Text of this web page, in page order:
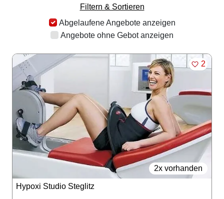
Filtern & Sortieren
Abgelaufene Angebote anzeigen
Angebote ohne Gebot anzeigen
2x vorhanden
2
Hypoxi Studio Steglitz